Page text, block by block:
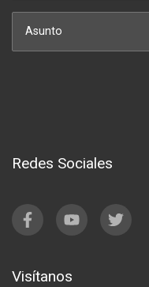
Asunto
Redes Sociales
Visítanos